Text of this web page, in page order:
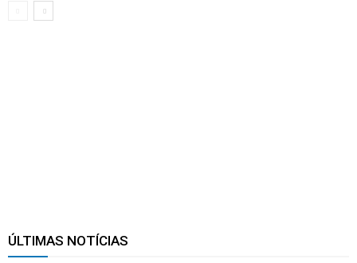
ÚLTIMAS NOTÍCIAS